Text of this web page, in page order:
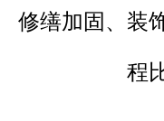
修缮加固、装
程